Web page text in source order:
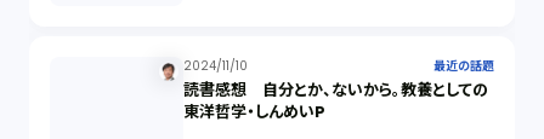
2024/11/10 最近の話題
読書感想 自分とか、ないから。教養としての
東洋哲学・しんめいP